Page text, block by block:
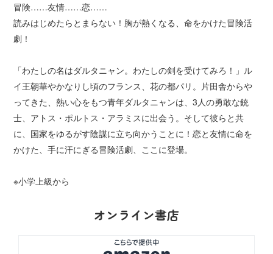
冒険……友情……恋……
読みはじめたらとまらない！胸が熱くなる、命をかけた冒険活
劇！
「わたしの名はダルタニャン。わたしの剣を受けてみろ！」ル
イ王朝華やかなりし頃のフランス、花の都パリ。片田舎からや
ってきた、熱い心をもつ青年ダルタニャンは、3人の勇敢な銃
士、アトス・ポルトス・アラミスに出会う。そして彼らと共
に、国家をゆるがす陰謀に立ち向かうことに！恋と友情に命を
かけた、手に汗にぎる冒険活劇、ここに登場。
※小学上級から
オンライン書店